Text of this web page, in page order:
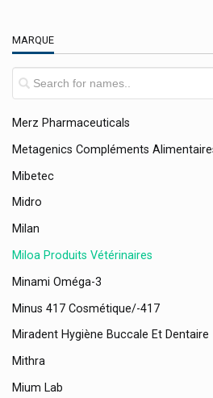
MARQUE
Merck
Meridol
Merz Contractubex
Merz Pharmaceuticals
Metagenics Compléments
Mibetec
Midro
Milan
Miloa Produits Vétérinaires
Minami Oméga-3
Minus 417 Cosmétique/-417
Miradent Hygiène Buccale Et Dentaire
Mithra
Mium Lab